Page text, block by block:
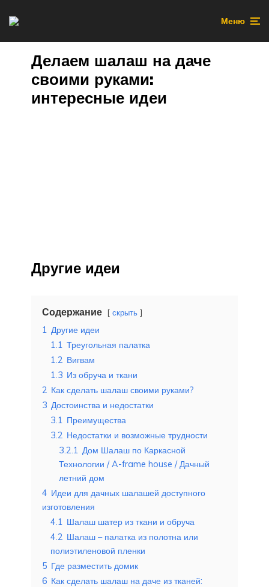
Меню
Делаем шалаш на даче
своими руками:
интересные идеи
Другие идеи
Содержание скрыть
1 Другие идеи
1.1 Треугольная палатка
1.2 Вигвам
1.3 Из обруча и ткани
2 Как сделать шалаш своими руками?
3 Достоинства и недостатки
3.1 Преимущества
3.2 Недостатки и возможные трудности
3.2.1 Дом Шалаш по Каркасной
Технологии / A-frame house / Дачный
летний дом
4 Идеи для дачных шалашей доступного
изготовления
4.1 Шалаш шатер из ткани и обруча
4.2 Шалаш – палатка из полотна или
полиэтиленовой пленки
5 Где разместить домик
6 Как сделать шалаш на даче из тканей: